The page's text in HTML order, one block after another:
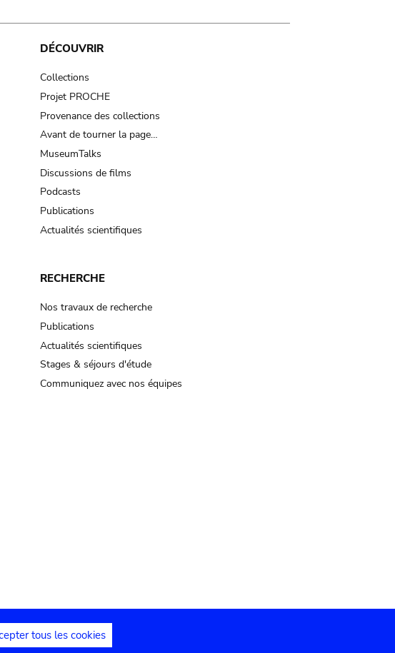
DÉCOUVRIR
Collections
Projet PROCHE
Provenance des collections
Avant de tourner la page…
MuseumTalks
Discussions de films
Podcasts
Publications
Actualités scientifiques
RECHERCHE
Nos travaux de recherche
Publications
Actualités scientifiques
Stages & séjours d'étude
Communiquez avec nos équipes
tous les cookies